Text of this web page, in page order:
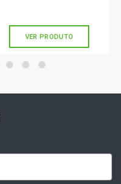
VER PRODUTO
6 7 8